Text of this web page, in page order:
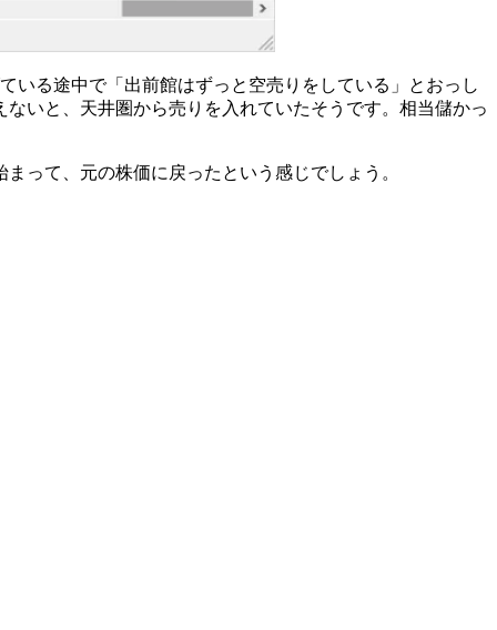
いる途中で「出前館はずっと空売りをしている」とおっし
いと、天井圏から売りを入れていたそうです。相当儲かっ
って、元の株価に戻ったという感じでしょう。